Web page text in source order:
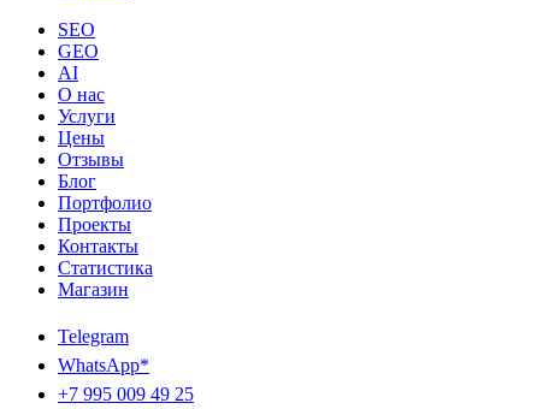
SEO
GEO
AI
О нас
Услуги
Цены
Отзывы
Блог
Портфолио
Проекты
Контакты
Статистика
Магазин
Telegram
WhatsApp*
+7 995 009 49 25